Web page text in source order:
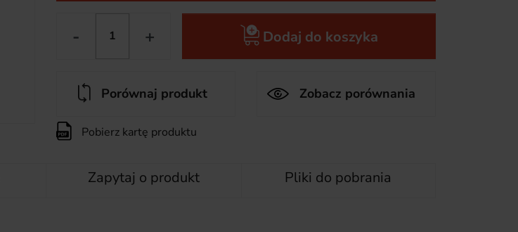
- + Dodaj do koszyka
Porównaj produkt Zobacz porównania
Pobierz kartę produktu
Zapytaj o produkt Pliki do pobrania